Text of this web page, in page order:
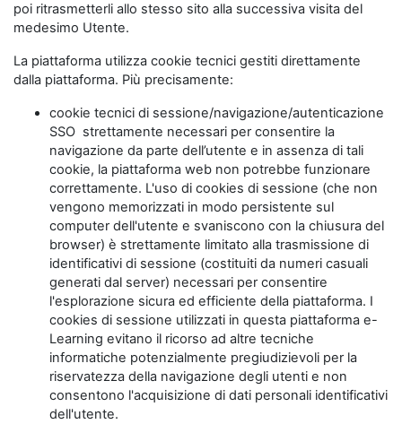
poi ritrasmetterli allo stesso sito alla successiva visita del
medesimo Utente.
La piattaforma utilizza cookie tecnici gestiti direttamente
dalla piattaforma. Più precisamente:
cookie tecnici di sessione/navigazione/autenticazione
SSO strettamente necessari per consentire la
navigazione da parte dell’utente e in assenza di tali
cookie, la piattaforma web non potrebbe funzionare
correttamente. L'uso di cookies di sessione (che non
vengono memorizzati in modo persistente sul
computer dell'utente e svaniscono con la chiusura del
browser) è strettamente limitato alla trasmissione di
identificativi di sessione (costituiti da numeri casuali
generati dal server) necessari per consentire
l'esplorazione sicura ed efficiente della piattaforma. I
cookies di sessione utilizzati in questa piattaforma e-
Learning evitano il ricorso ad altre tecniche
informatiche potenzialmente pregiudizievoli per la
riservatezza della navigazione degli utenti e non
consentono l'acquisizione di dati personali identificativi
dell'utente.